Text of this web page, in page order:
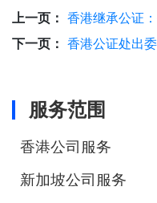
上一页： 香港继承公证
下一页： 香港公证处出
服务范围
香港公司服务
新加坡公司服务